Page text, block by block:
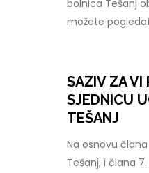
bolnica Tešanj
možete
SAZIV ZA VI
SJEDNICU
TEŠANJ
Na osnovu
Tešanj, i člana